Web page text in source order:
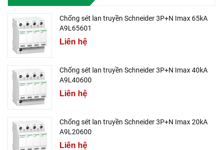
Chống sét lan truyền Schneider 3P+N Imax 65kA
A9L65601
Liên hệ
Chống sét lan truyền Schneider 3P+N Imax 40kA
A9L40600
Liên hệ
Chống sét lan truyền Schneider 3P+N Imax 20kA
A9L20600
Liên hệ